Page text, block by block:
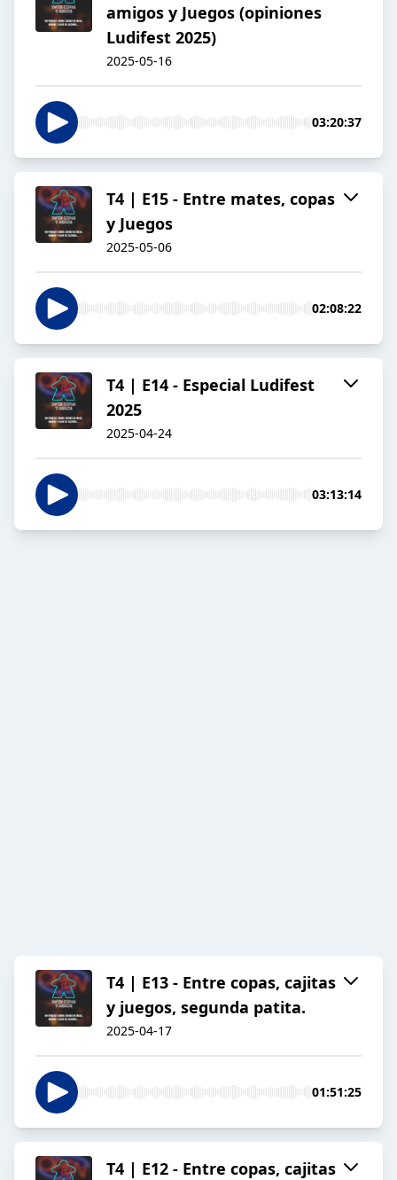
amigos y Juegos (opiniones
Ludifest 2025)
2025-05-16
03:20:37
T4 | E15 - Entre mates, copas
y Juegos
2025-05-06
02:08:22
T4 | E14 - Especial Ludifest
2025
2025-04-24
03:13:14
T4 | E13 - Entre copas, cajitas
y juegos, segunda patita.
2025-04-17
01:51:25
T4 | E12 - Entre copas, cajitas